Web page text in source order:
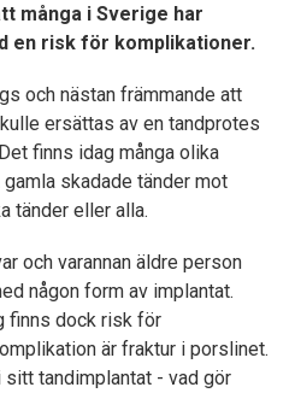
många i Sverige har
en risk för komplikationer.
och nästan främmande att
ersättas av en tandprotes
finns idag många olika
skadade tänder mot
tänder eller alla.
och varannan äldre person
någon form av implantat.
finns dock risk för
är fraktur i porslinet.
sitt tandimplantat - vad gör